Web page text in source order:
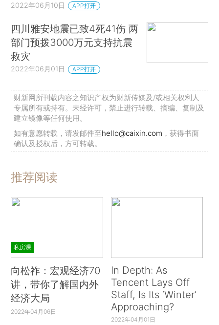
2022年06月10日 APP打开
四川雅安地震已致4死41伤 两
部门预拨3000万元支持抗震
救灾
2022年06月01日 APP打开
财新网所刊载内容之知识产权为财新传媒及/或相关权利人
专属所有或持有。未经许可，禁止进行转载、摘编、复制及
建立镜像等任何使用。
如有意愿转载，请发邮件至hello@caixin.com ，获得书面
确认及授权后，方可转载。
推荐阅读
私房课
向松祚：宏观经济70
讲，带你了解国内外
经济大局
2022年04月06日
In Depth: As
Tencent Lays Off
Staff, Is Its ‘Winter’
Approaching?
2022年04月01日